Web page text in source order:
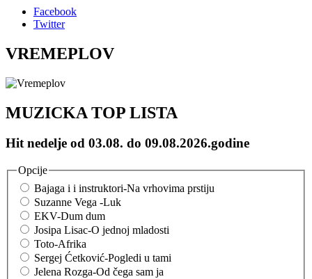
Facebook
Twitter
VREMEPLOV
MUZICKA TOP LISTA
Hit nedelje od 03.08. do 09.08.2026.godine
Opcije
Bajaga i i instruktori-Na vrhovima prstiju
Suzanne Vega -Luk
EKV-Dum dum
Josipa Lisac-O jednoj mladosti
Toto-Afrika
Sergej Ćetković-Pogledi u tami
Jelena Rozga-Od čega sam ja